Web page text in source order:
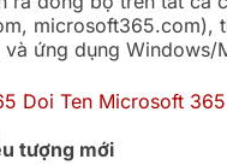
microsoft365.com),
và ứng dụng Windows/
tượng mới